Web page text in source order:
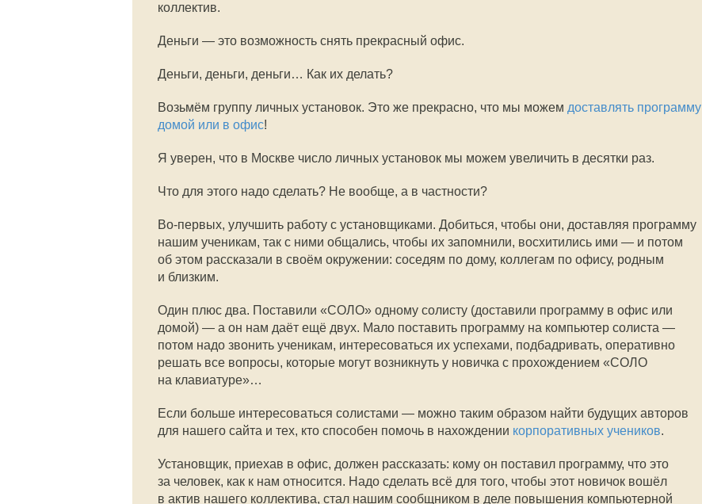
коллектив.
Деньги — это возможность снять прекрасный офис.
Деньги, деньги, деньги… Как их делать?
Возьмём группу личных установок. Это же прекрасно, что мы можем доставлять программу
домой или в офис!
Я уверен, что в Москве число личных установок мы можем увеличить в десятки раз.
Что для этого надо сделать? Не вообще, а в частности?
Во-первых, улучшить работу с установщиками. Добиться, чтобы они, доставляя программу
нашим ученикам, так с ними общались, чтобы их запомнили, восхитились ими — и потом
об этом рассказали в своём окружении: соседям по дому, коллегам по офису, родным
и близким.
Один плюс два. Поставили «СОЛО» одному солисту (доставили программу в офис или
домой) — а он нам даёт ещё двух. Мало поставить программу на компьютер солиста —
потом надо звонить ученикам, интересоваться их успехами, подбадривать, оперативно
решать все вопросы, которые могут возникнуть у новичка с прохождением «СОЛО
на клавиатуре»…
Если больше интересоваться солистами — можно таким образом найти будущих авторов
для нашего сайта и тех, кто способен помочь в нахождении корпоративных учеников.
Установщик, приехав в офис, должен рассказать: кому он поставил программу, что это
за человек, как к нам относится. Надо сделать всё для того, чтобы этот новичок вошёл
в актив нашего коллектива, стал нашим сообщником в деле повышения компьютерной